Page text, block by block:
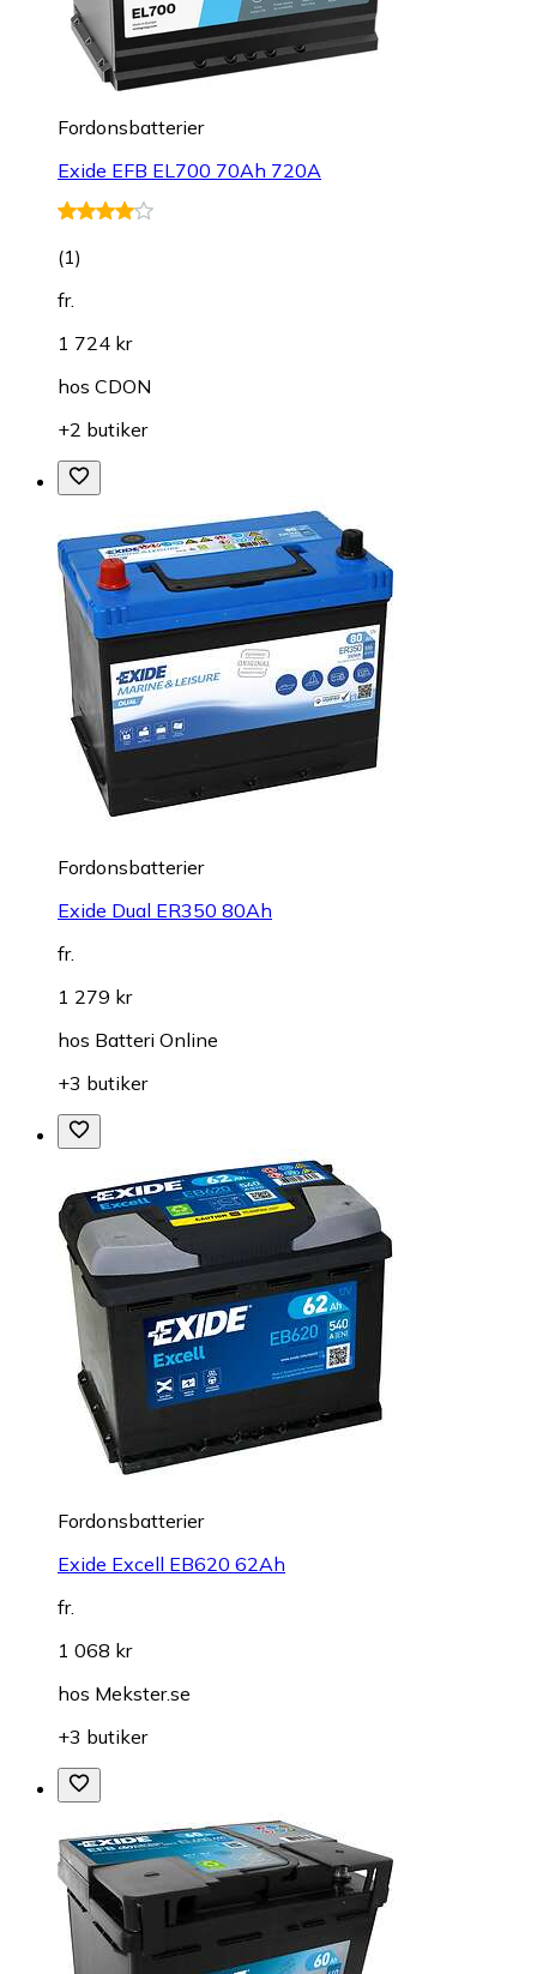
Fordonsbatterier
Exide EFB EL700 70Ah 720A
(1)
fr.
1 724 kr
hos CDON
+2 butiker
Fordonsbatterier
Exide Dual ER350 80Ah
fr.
1 279 kr
hos Batteri Online
+3 butiker
Fordonsbatterier
Exide Excell EB620 62Ah
fr.
1 068 kr
hos Mekster.se
+3 butiker